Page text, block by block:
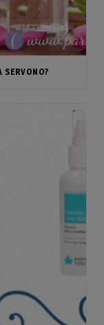
SERVONO?